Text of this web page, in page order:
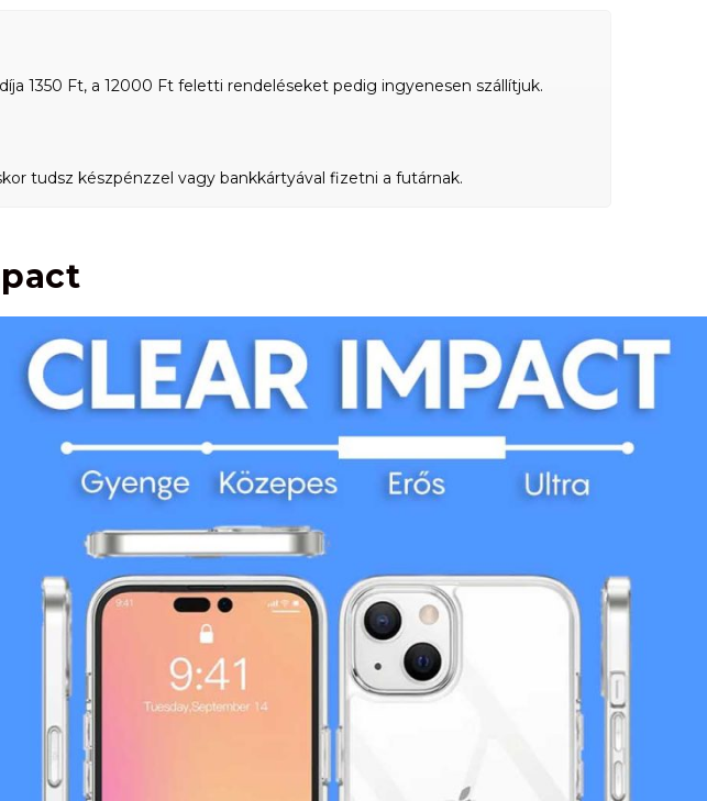
1350 Ft, a 12000 Ft feletti rendeléseket pedig ingyenesen szállítjuk.
tudsz készpénzzel vagy bankkártyával fizetni a futárnak.